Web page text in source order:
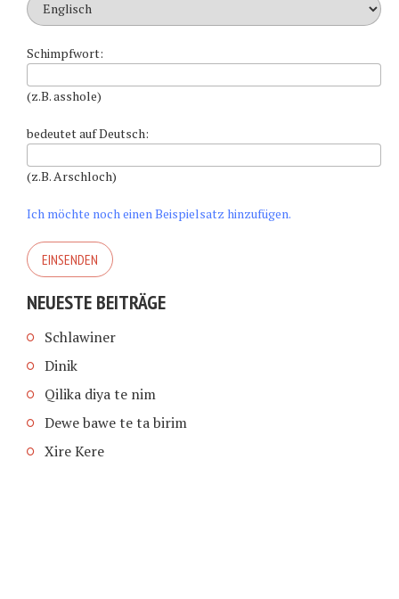
Schimpfwort:
(z.B. asshole)
bedeutet auf Deutsch:
(z.B. Arschloch)
Ich möchte noch einen Beispielsatz hinzufügen.
NEUESTE BEITRÄGE
Schlawiner
Dinik
Qilika diya te nim
Dewe bawe te ta birim
Xire Kere